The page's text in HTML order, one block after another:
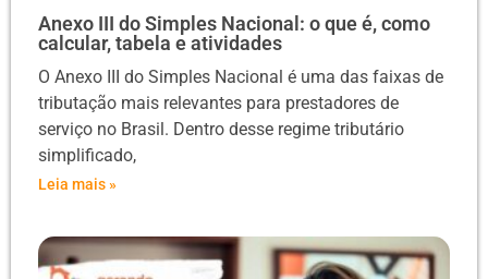
Anexo III do Simples Nacional: o que é, como
calcular, tabela e atividades
O Anexo III do Simples Nacional é uma das faixas de
tributação mais relevantes para prestadores de
serviço no Brasil. Dentro desse regime tributário
simplificado,
Leia mais »